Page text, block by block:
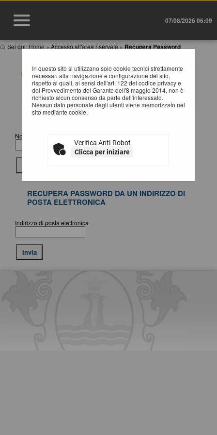
07/08/2026 06:09
Sei qui: Home » Accesso all'area riservata » Recupera Password
In questo sito si utilizzano solo cookie tecnici strettamente
necessari alla navigazione e configurazione del sito,
rispetto ai quali, ai sensi dell'art. 122 del codice privacy e
del Provvedimento del Garante dell'8 maggio 2014, non è
richiesto alcun consenso da parte dell'interessato.
Nessun dato personale degli utenti viene memorizzato nel
sito mediante cookie.
Verifica Anti-Robot
Clicca per iniziare
E' possibile recuperare la password inserendo il nome
utente utilizzato per l'accesso al sito o l'indirizzo email
ad esso abbinato (entrambe informazioni assegnate in
fase di registrazione). Qualora non si disponga piÃ¹ del
nome utente o della casella di posta elettronica
associata, contattare l'amministrazione.
RECUPERA PASSWORD DA NOME UTENTE
Nome Utente
RECUPERA PASSWORD DA UN INDIRIZZO DI
POSTA ELETTRONICA
Indirizzo di posta elettronica